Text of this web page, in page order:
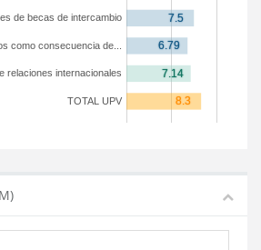
TOTAL UPV
relaciones internacionales
como consecuencia de...
de becas de intercambio